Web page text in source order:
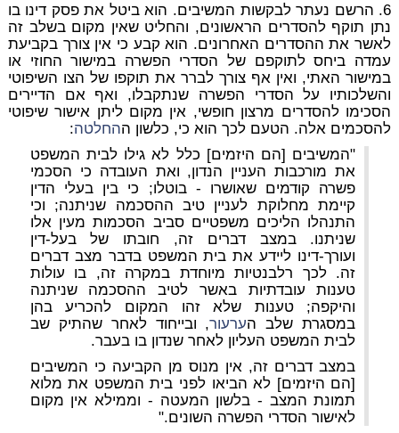
6. הרשם נעתר לבקשות המשיבים. הוא ביטל את פסק דינו בו
נתן תוקף להסדרים הראשונים, והחליט שאין מקום בשלב זה
לאשר את ההסדרים האחרונים. הוא קבע כי אין צורך בקביעת
עמדה ביחס לתוקפם של הסדרי הפשרה במישור החוזי או
במישור האתי, ואין אף צורך לברר את תוקפו של הצו השיפוטי
והשלכותיו על הסדרי הפשרה שנתקבלו, ואף אם הדיירים
הסכימו להסדרים מרצון חופשי, אין מקום ליתן אישור שיפוטי
להסכמים אלה. הטעם לכך הוא כי, כלשון ההחלטה:
"המשיבים [הם היזמים] כלל לא גילו לבית המשפט
את מורכבות העניין הנדון, ואת העובדה כי הסכמי
פשרה קודמים שאושרו - בוטלו; כי בין בעלי הדין
קיימת מחלוקת לעניין טיב ההסכמה שניתנה; וכי
התנהלו הליכים משפטיים סביב הסכמות מעין אלו
שניתנו. במצב דברים זה, חובתו של בעל-דין
ועורך-דינו ליידע את בית המשפט בדבר מצב דברים
זה. לכך רלבנטיות מיוחדת במקרה זה, בו עולות
טענות עובדתיות באשר לטיב ההסכמה שניתנה
והיקפה; טענות שלא זהו המקום להכריע בהן
במסגרת שלב הערעור, ובייחוד לאחר שהתיק שב
לבית המשפט העליון לאחר שנדון בו בעבר.
במצב דברים זה, אין מנוס מן הקביעה כי המשיבים
[הם היזמים] לא הביאו לפני בית המשפט את מלוא
תמונת המצב - בלשון המעטה - וממילא אין מקום
לאישור הסדרי הפשרה השונים."